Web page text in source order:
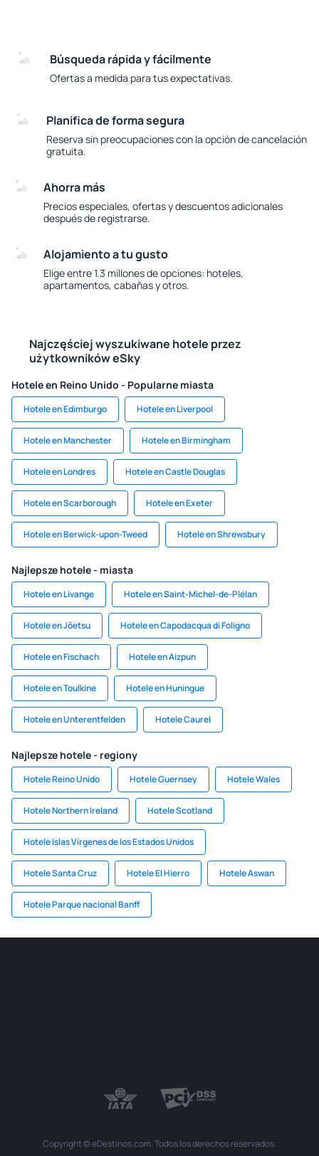
Búsqueda rápida y fácilmente
Ofertas a medida para tus expectativas.
Planifica de forma segura
Reserva sin preocupaciones con la opción de cancelación
gratuita.
Ahorra más
Precios especiales, ofertas y descuentos adicionales
después de registrarse.
Alojamiento a tu gusto
Elige entre 1.3 millones de opciones: hoteles,
apartamentos, cabañas y otros.
Najczęściej wyszukiwane hotele przez
użytkowników eSky
Hotele en Reino Unido - Popularne miasta
Hotele en Edimburgo Hotele en Liverpool
Hotele en Manchester Hotele en Birmingham
Hotele en Londres Hotele en Castle Douglas
Hotele en Scarborough Hotele en Exeter
Hotele en Berwick-upon-Tweed Hotele en Shrewsbury
Najlepsze hotele - miasta
Hotele en Livange Hotele en Saint-Michel-de-Plélan
Hotele en Jōetsu Hotele en Capodacqua di Foligno
Hotele en Fischach Hotele en Aizpun
Hotele en Toulkine Hotele en Huningue
Hotele en Unterentfelden Hotele Caurel
Najlepsze hotele - regiony
Hotele Reino Unido Hotele Guernsey Hotele Wales
Hotele Northern Ireland Hotele Scotland
Hotele Islas Vírgenes de los Estados Unidos
Hotele Santa Cruz Hotele El Hierro Hotele Aswan
Hotele Parque nacional Banff
Copyright © eDestinos.com. Todos los derechos reservados.